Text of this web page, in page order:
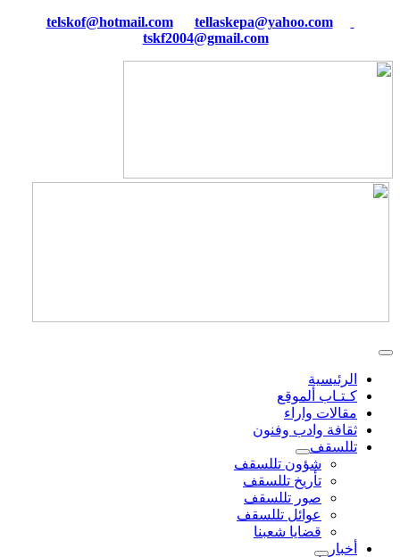
tellaskepa@yahoo.com
tskf2004@gmail.com
الرئيسية
كـتـاب ألموقع
مقالات واراء
ثقافة وادب وفنون
تللسقف
شؤون تللسقف
تأريخ تللسقف
صور تللسقف
عوائل تللسقف
قضايا شعبنا
أخبار